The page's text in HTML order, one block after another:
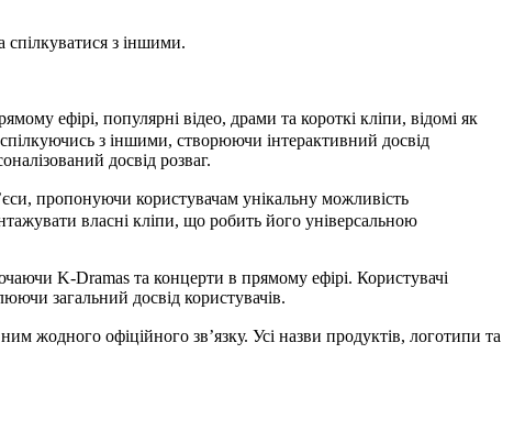
спілкуватися з іншими.
ефірі, популярні відео, драми та короткі кліпи, відомі як
з іншими, створюючи інтерактивний досвід
досвід розваг.
пропонуючи користувачам унікальну можливість
власні кліпи, що робить його універсальною
K-Dramas та концерти в прямому ефірі. Користувачі
загальний досвід користувачів.
жодного офіційного зв’язку. Усі назви продуктів, логотипи та